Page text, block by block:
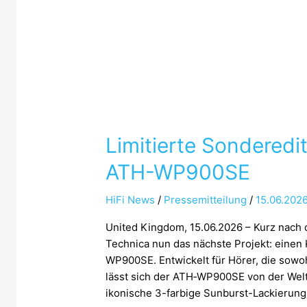
Limitierte
ATH-WP900SE
HiFi News / Pressemitteilung/
United Kingdom, 15.06.2026 – Kurz
Technica nun das nächste Projekt:
WP900SE. Entwickelt für Hörer, die
lässt sich der ATH‑WP900SE von der
ikonische 3-farbige Sunburst-